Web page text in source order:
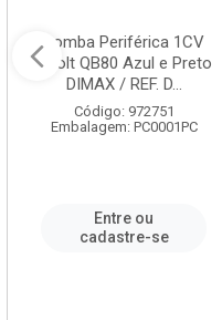
Bomba Periférica 1CV
Bivolt QB80 Azul e Preto
DIMAX / REF. D...
Código: 972751
Embalagem: PC0001PC
Entre ou
cadastre-se